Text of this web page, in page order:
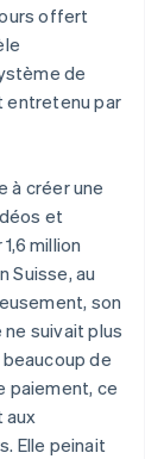
offert
de
entretenu par
à créer une
et
million
Suisse, au
son
suivait plus
de
paiement, ce
aux
Elle peinait